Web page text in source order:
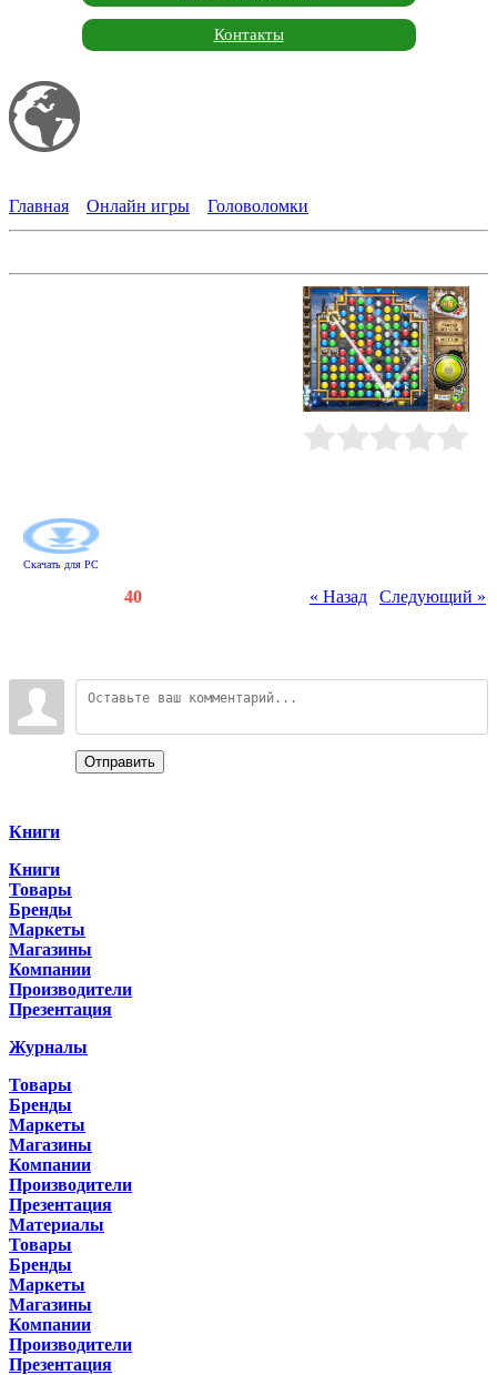
Контакты
Главная
Онлайн игры Головоломки
Скачать для PC
« Назад Следующий »
40
Отправить
Книги
Книги
Товары
Бренды
Маркеты
Магазины
Компании
Производители
Презентация
Журналы
Товары
Бренды
Маркеты
Магазины
Компании
Производители
Презентация
Материалы
Товары
Бренды
Маркеты
Магазины
Компании
Производители
Презентация